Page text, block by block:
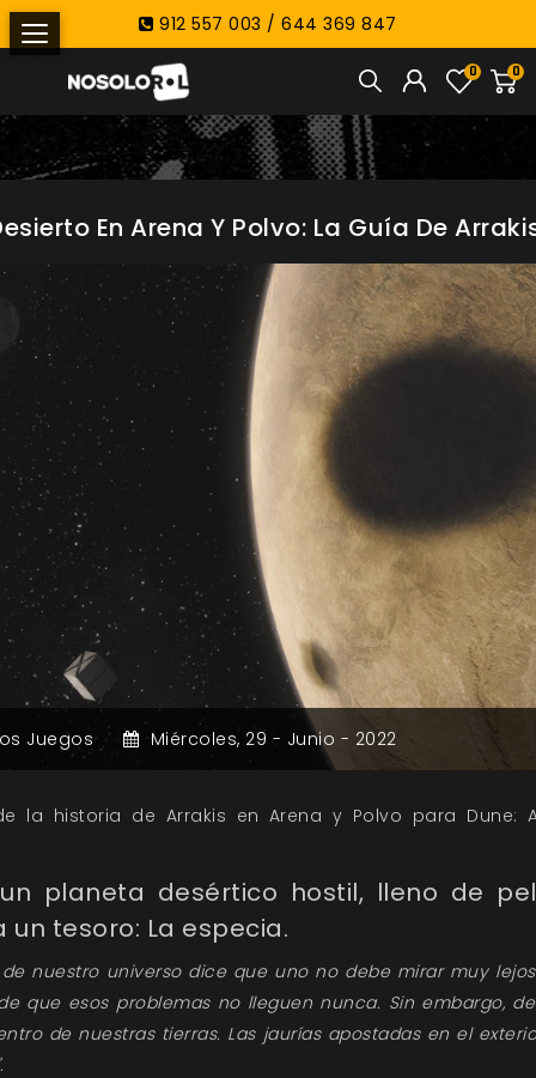
912 557 003 / 644 369 847
0
0
En Arena Y Polvo: La Guía De
Juegos Miércoles, 29 - Junio - 2022
la historia de Arrakis en Arena y Polvo para Dune:
planeta desértico hostil, lleno de
tesoro: La especia.
nuestro universo dice que uno no debe mirar muy
que esos problemas no lleguen nunca. Sin embargo,
de nuestras tierras. Las jaurías apostadas en el